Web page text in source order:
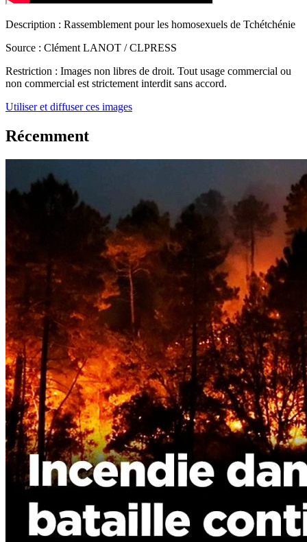
Description : Rassemblement pour les homosexuels de Tchétchénie
Source : Clément LANOT / CLPRESS
Restriction : Images non libres de droit. Tout usage commercial ou
non commercial est strictement interdit sans accord.
Utiliser et diffuser ces images
Récemment